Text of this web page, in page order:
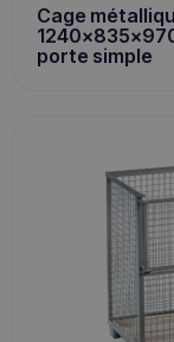
Cage
porte simple